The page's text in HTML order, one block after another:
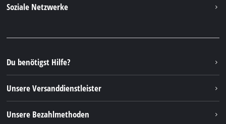
Nachhaltigkeit
FAQs
Rücksendungen / Widerruf
Verpackungsrichtlinien
Hinweise zur Batterieentsorgung
Soziale Netzwerke
Instagram
TikTok
Pinterest
Linkedin
Du benötigst Hilfe?
Unsere Versanddienstleister
Unsere Bezahlmethoden